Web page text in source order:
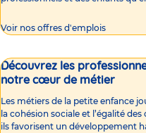
Voir nos offres d'emplois
Découvrez les
notre cœur de métier
Les métiers de la petite enfance
la cohésion sociale et l’égalité
ils favorisent un développement